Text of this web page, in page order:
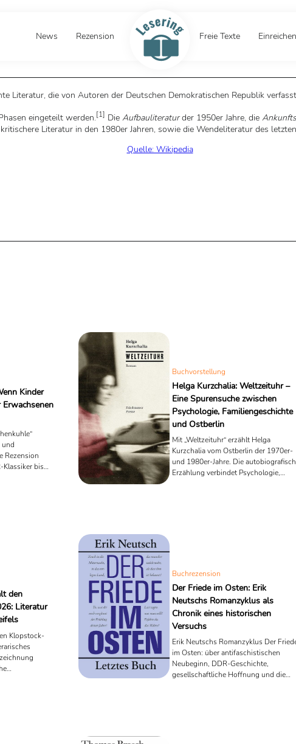
News Rezension Freie Texte Einreichen
Literatur, die von Autoren der Deutschen Demokratischen Republik
eingeteilt werden.[1] Die Aufbauliteraturder 1950er Jahre, die
Literatur in den 1980er Jahren, sowie die Wendeliteratur des
Quelle: Wikipedia
Kinder
und
Rezension
Klassiker bis
Buchvorstellung
Helga Kurzchalia: Weltzeituhr –
Eine Spurensuche zwischen
Psychologie, Familiengeschichte
und Ostberlin
Mit „Weltzeituhr“ erzählt Helga
Kurzchalia vom Ostberlin der 1970er-
und 1980er-Jahre. Die
Erzählung verbindet Psychologie,
den
Literatur
Klopstock-
Buchrezension
Der Friede im Osten: Erik
Neutschs Romanzyklus als
Chronik eines historischen
Versuchs
Erik Neutschs Romanzyklus Der
im Osten: über antifaschistischen
Neubeginn, DDR-Geschichte,
gesellschaftliche Hoffnung und die